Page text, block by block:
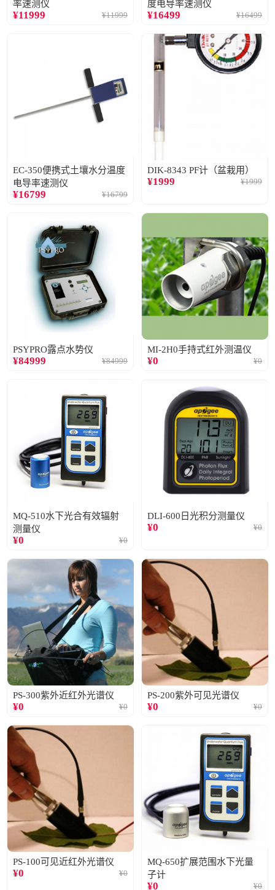
率速测仪
¥11999 ¥11999
度电导率速测仪
¥16499 ¥16499
EC-350便携式土壤水分温度
电导率速测仪
¥16799 ¥16799
DIK-8343 PF计（盆栽用）
¥1999 ¥1999
PSYPRO露点水势仪
¥84999 ¥84999
MI-2H0手持式红外测温仪
¥0 ¥0
MQ-510水下光合有效辐射
测量仪
¥0 ¥0
DLI-600日光积分测量仪
¥0 ¥0
PS-300紫外近红外光谱仪
¥0 ¥0
PS-200紫外可见光谱仪
¥0 ¥0
PS-100可见近红外光谱仪
¥0 ¥0
MQ-650扩展范围水下光量
子计
¥0 ¥0